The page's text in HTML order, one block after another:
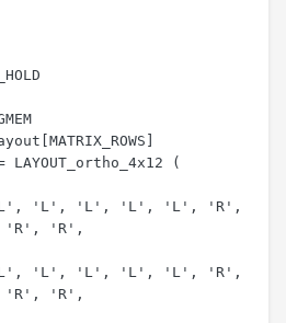
MATRIX_ROWS
LAYOUT_ortho_4x12 (
, 'L' , 'L' , 'L' , 'L' , 'R' ,
'R' , 'R' ,
, 'L' , 'L' , 'L' , 'L' , 'R' ,
'R' , 'R' ,